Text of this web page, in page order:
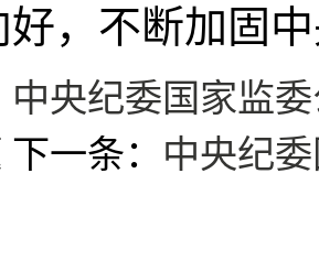
好，不断加固
中央纪委国家监
下一条： 中央纪